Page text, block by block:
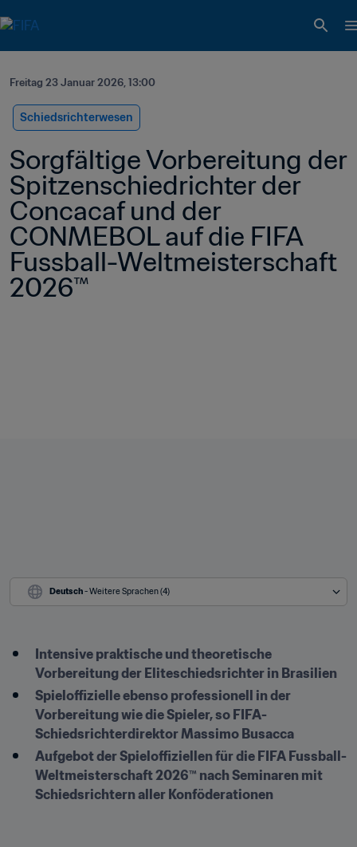
Freitag 23 Januar 2026, 13:00
Schiedsrichterwesen
Sorgfältige Vorbereitung der
Spitzenschiedrichter der
Concacaf und der
CONMEBOL auf die FIFA
Fussball-Weltmeisterschaft
2026™
Deutsch - Weitere Sprachen (4)
Intensive praktische und theoretische
Vorbereitung der Eliteschiedsrichter in Brasilien
Spieloffizielle ebenso professionell in der
Vorbereitung wie die Spieler, so FIFA-
Schiedsrichterdirektor Massimo Busacca
Aufgebot der Spieloffiziellen für die FIFA Fussball-
Weltmeisterschaft 2026™ nach Seminaren mit
Schiedsrichtern aller Konföderationen